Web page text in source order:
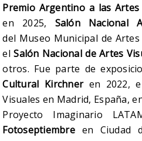
Premio Argentino a las Artes
en 2025, Salón Nacional
del Museo Municipal de
elSalón Nacional de Artes
otros. Fue parte de
Cultural Kirchneren 2022,
Visuales en Madrid, España,
Proyecto Imaginario
Fotoseptiembreen Ciudad